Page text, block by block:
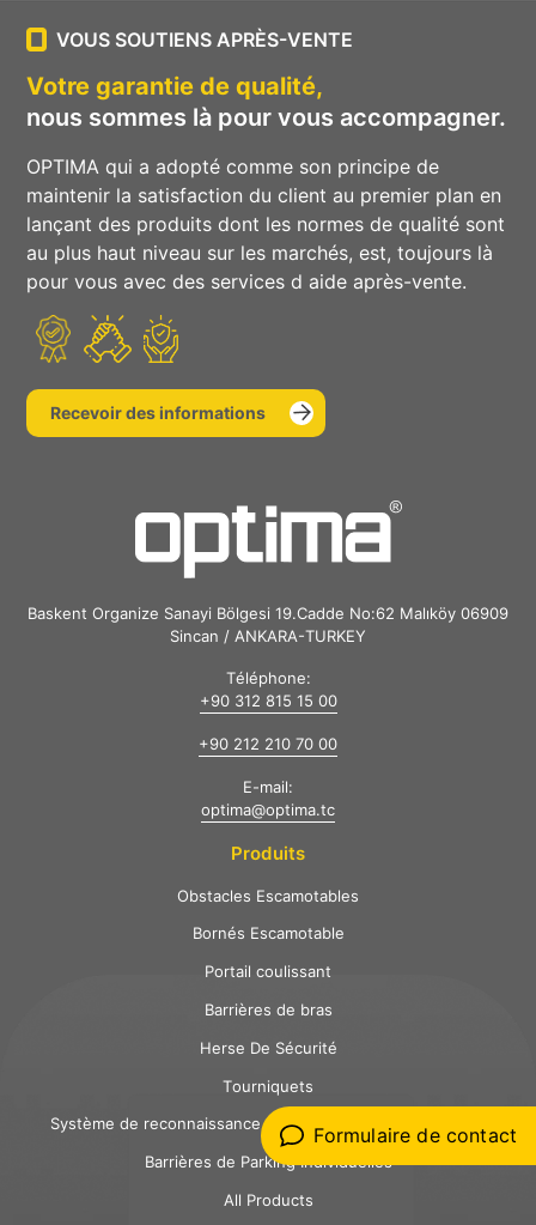
Formulaire de contact
VOUS SOUTIENS APRÈS-VENTE
Votre garantie de qualité,
nous sommes là pour vous accompagner.
OPTIMA qui a adopté comme son principe de
maintenir la satisfaction du client au premier plan en
lançant des produits dont les normes de qualité sont
au plus haut niveau sur les marchés, est, toujours là
pour vous avec des services d aide après-vente.
Recevoir des informations
Baskent Organize Sanayi Bölgesi 19.Cadde No:62 Malıköy 06909
Sincan / ANKARA-TURKEY
Téléphone:
+90 312 815 15 00
+90 212 210 70 00
E-mail:
optima@optima.tc
Produits
Obstacles Escamotables
Bornés Escamotable
Portail coulissant
Barrières de bras
Herse De Sécurité
Tourniquets
Système de reconnaissance des plaques d'immatriculation
Barrières de Parking Individuelles
All Products